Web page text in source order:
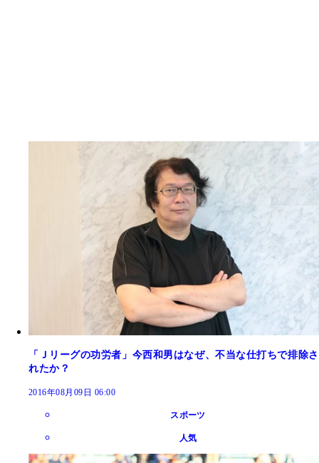
「Ｊリーグの功労者」今西和男はなぜ、不当な仕打ちで排除さ
れたか？
2016年08月09日 06:00
スポーツ
人気